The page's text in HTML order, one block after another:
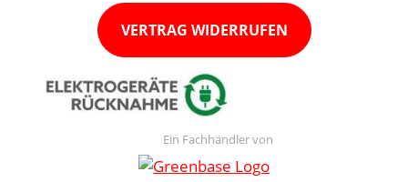
VERTRAG WIDERRUFEN
Ein Fachhändler von